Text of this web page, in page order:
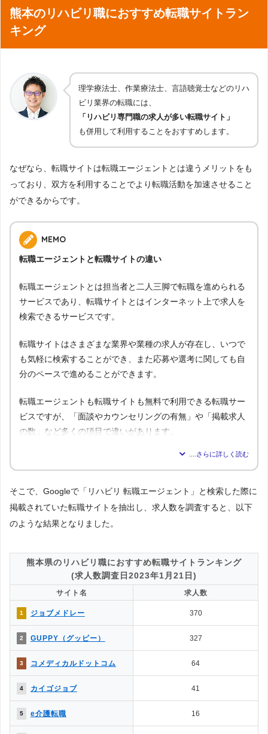
熊本のリハビリ職におすすめ転職サイトラン
キング
理学療法士、作業療法士、言語聴覚士などのリハ
ビリ業界の転職には、
「リハビリ専門職の求人が多い転職サイト」
も併用して利用することをおすすめします。
なぜなら、転職サイトは転職エージェントとは違うメリットをも
っており、双方を利用することでより転職活動を加速させること
ができるからです。
MEMO
転職エージェントと転職サイトの違い
転職エージェントとは担当者と二人三脚で転職を進められる
サービスであり、転職サイトとはインターネット上で求人を
検索できるサービスです。
転職サイトはさまざまな業界や業種の求人が存在し、いつで
も気軽に検索することができ、また応募や選考に関しても自
分のペースで進めることができます。
転職エージェントも転職サイトも無料で利用できる転職サー
ビスですが、「面談やカウンセリングの有無」や「掲載求人
の数」など多くの項目で違いがあります。
ント
1.気軽に利用できるのはどっち？
→解説1
△ ◯
2.面談・カウンセリングの有無は？ ◯ ✕
3.掲載求人数はどっちが多い？
◯ △
5.一度に複数の求人に応募できる？
◯
6.企業やヘッドハンターからスカウトはある？ △ ◯
7.企業情報を詳しく知れるのは？
→解説4
8.応募書類の添削や面接対策はある？
9.日程調整や年収交渉など企業やりとりは？
10.内定をもらいやすいのは？
→解説5
11.退職サポートや転職後のサポートは？ △ ✕
［解説1］転職エージェントは、転職エージェント経由での応募になる
そこで、Googleで「リハビリ 転職エージェント」と検索した際に
掲載されていた転職サイトを抽出し、求人数を調査すると、以下
のような結果となりました。
熊本県のリハビリ職におすすめ転職サイトランキング
(求人数調査日2023年1月21日)
サイト名 求人数
1 ジョブメドレー 370
2 GUPPY（グッピー） 327
3 コメディカルドットコム 64
4 カイゴジョブ 41
5 e介護転職 16